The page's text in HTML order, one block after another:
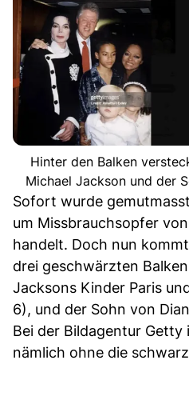
Hinter den Balken
Michael Jackson und der
Sofort wurde
um Missbrauchsopfer
handelt. Doch nun
drei geschwärzten
Jacksons Kinder Paris
6), und der Sohn von
Bei der Bildagentur Getty
nämlich ohne die